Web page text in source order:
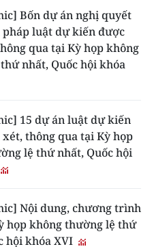
Bắc
và Tây
Bốn dự án nghị quyết
luật dự kiến được
qua tại Kỳ họp không
nhất, Quốc hội khóa
15 dự án luật dự kiến
thông qua tại Kỳ họp
lệ thứ nhất, Quốc hội
Nội dung, chương trình
họp không thường lệ thứ
hội khóa XVI